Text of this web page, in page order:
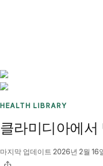
HEALTH LIBRARY
클라미디아에
마지막 업데이트 2026년 2월 16